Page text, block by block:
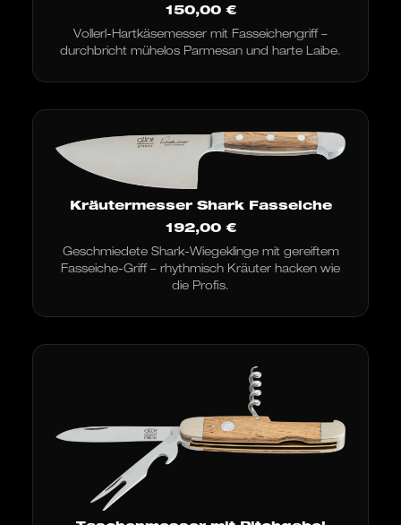
150,00 €
Vollerl-Hartkäsemesser mit Fasseichengriff –
durchbricht mühelos Parmesan und harte Laibe.
Kräutermesser Shark Fasseiche
192,00 €
Geschmiedete Shark-Wiegeklinge mit gereiftem
Fasseiche-Griff – rhythmisch Kräuter hacken wie
die Profis.